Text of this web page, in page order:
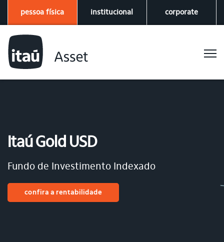
pessoa física institucional corporate
Itaú Gold USD
Fundo de Investimento Indexado
confira a rentabilidade